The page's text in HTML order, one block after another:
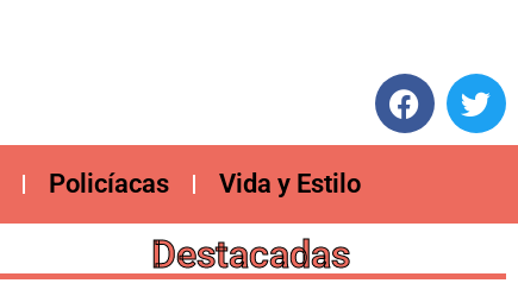
Policíacas Vida y Estilo
Destacadas